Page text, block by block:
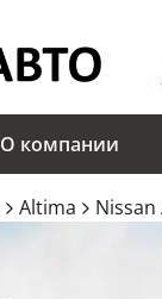
О компании
Altima Nissan